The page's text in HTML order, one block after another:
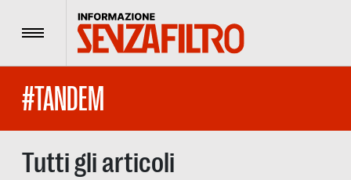
Menu
#TANDEM
Tutti gli articoli